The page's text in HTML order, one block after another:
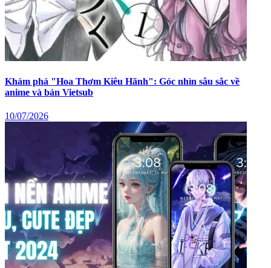
Khám phá "Hoa Thơm Kiêu Hãnh": Góc nhìn sâu sắc về
anime và bản Vietsub
10/07/2026